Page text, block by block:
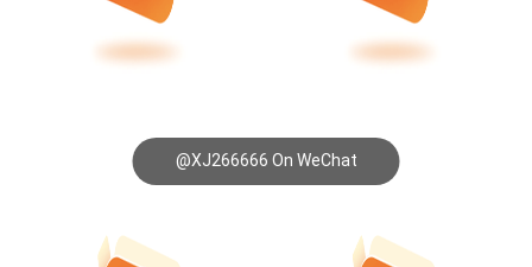
@XJ266666 On WeChat